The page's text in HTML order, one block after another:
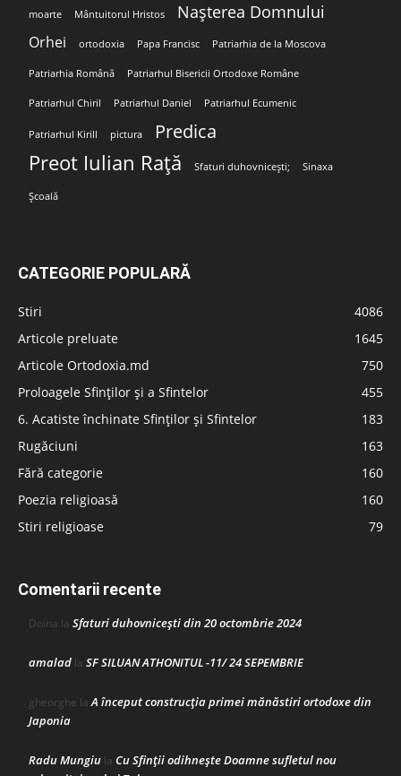
moarte Mântuitorul Hristos Nașterea Domnului
Orhei ortodoxia Papa Francisc Patriarhia de la Moscova
Patriarhia Română Patriarhul Bisericii Ortodoxe Române
Patriarhul Chiril Patriarhul Daniel Patriarhul Ecumenic
Patriarhul Kirill pictura Predica
Preot Iulian Rață Sfaturi duhovnicești; Sinaxa
Școală
CATEGORIE POPULARĂ
Stiri
4086
Articole preluate
1645
Articole Ortodoxia.md
750
Proloagele Sfinților și a Sfintelor
455
6. Acatiste închinate Sfinților și Sfintelor
183
Rugăciuni
163
Fără categorie
160
Poezia religioasă
160
Stiri religioase
79
Comentarii recente
Doina la Sfaturi duhovnicești din 20 octombrie 2024
amalad la SF SILUAN ATHONITUL -11/ 24 SEPEMBRIE
gheorghe laA început construcţia primei mănăstiri ortodoxe din
Japonia
Radu Mungiu la Cu Sfinții odihnește Doamne sufletul nou